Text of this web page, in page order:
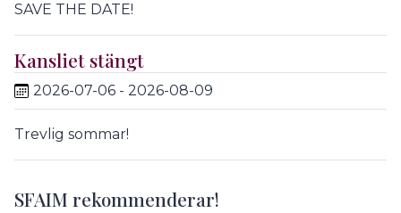
SAVE THE DATE!
Kansliet stängt
2026-07-06 - 2026-08-09
Trevlig sommar!
SFAIM rekommenderar!